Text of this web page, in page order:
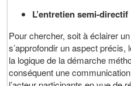
L’entretien semi-directif
Pour chercher, soit à éclairer
s’approfondir un aspect précis,
la logique de la démarche
conséquent une